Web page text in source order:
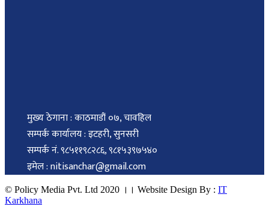
मुख्य ठेगाना : काठमाडौं ०७, चावहिल
सम्पर्क कार्यालय : इटहरी, सुनसरी
सम्पर्क नं. ९८५११९८२८६, ९८१५३९७५४०
इमेल : nitisanchar@gmail.com
© Policy Media Pvt. Ltd 2020 ।। Website Design By : IT
Karkhana